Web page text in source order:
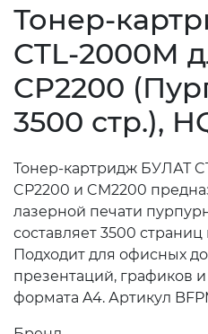
Тонер-
CTL-2000M
CP2200
3500 стр.),
Тонер-картридж БУЛАТ
CP2200 и CM2200
лазерной печати
составляет 3500
Подходит для офисных
презентаций, графиков
формата A4. Артикул